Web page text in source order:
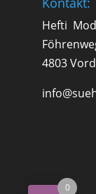
Hefti
4803
0